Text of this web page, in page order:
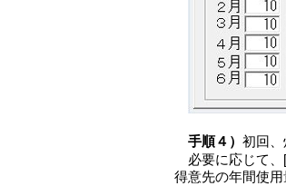
手順４）初回、
必要に応じて
得意先の年間使用